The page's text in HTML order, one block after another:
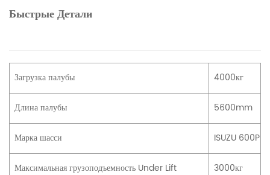
Быстрые Детали
Загрузка палубы 4000кг
Длина палубы 5600mm
Марка шасси ISUZU 600P
Максимальная грузоподъемность Under Lift 3000кг